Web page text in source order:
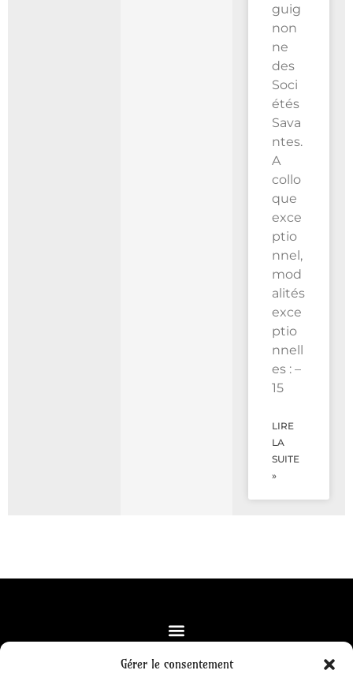
Gérer le consentement
guig
non
ne
des
Soci
étés
Sava
ntes.
A
collo
que
exce
ptio
nnel,
mod
alités
exce
ptio
nnell
es : –
15
LIRE
LA
SUITE
»
Office de Tourisme